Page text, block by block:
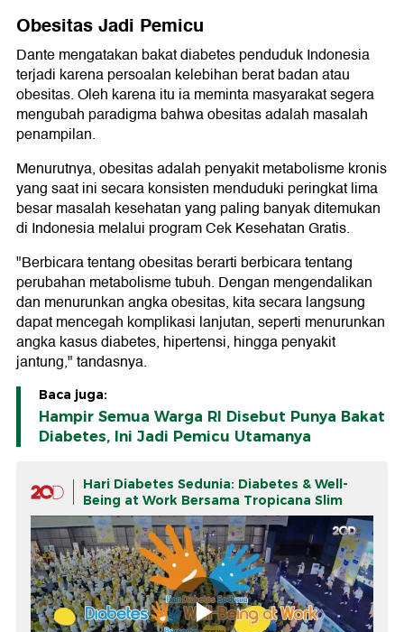
Obesitas Jadi Pemicu
Dante mengatakan bakat diabetes penduduk Indonesia
terjadi karena persoalan kelebihan berat badan atau
obesitas. Oleh karena itu ia meminta masyarakat segera
mengubah paradigma bahwa obesitas adalah masalah
penampilan.
Menurutnya, obesitas adalah penyakit metabolisme kronis
yang saat ini secara konsisten menduduki peringkat lima
besar masalah kesehatan yang paling banyak ditemukan
di Indonesia melalui program Cek Kesehatan Gratis.
"Berbicara tentang obesitas berarti berbicara tentang
perubahan metabolisme tubuh. Dengan mengendalikan
dan menurunkan angka obesitas, kita secara langsung
dapat mencegah komplikasi lanjutan, seperti menurunkan
angka kasus diabetes, hipertensi, hingga penyakit
jantung," tandasnya.
Baca juga:
Hampir Semua Warga RI Disebut Punya Bakat
Diabetes, Ini Jadi Pemicu Utamanya
Hari Diabetes Sedunia: Diabetes & Well-
Being at Work Bersama Tropicana Slim